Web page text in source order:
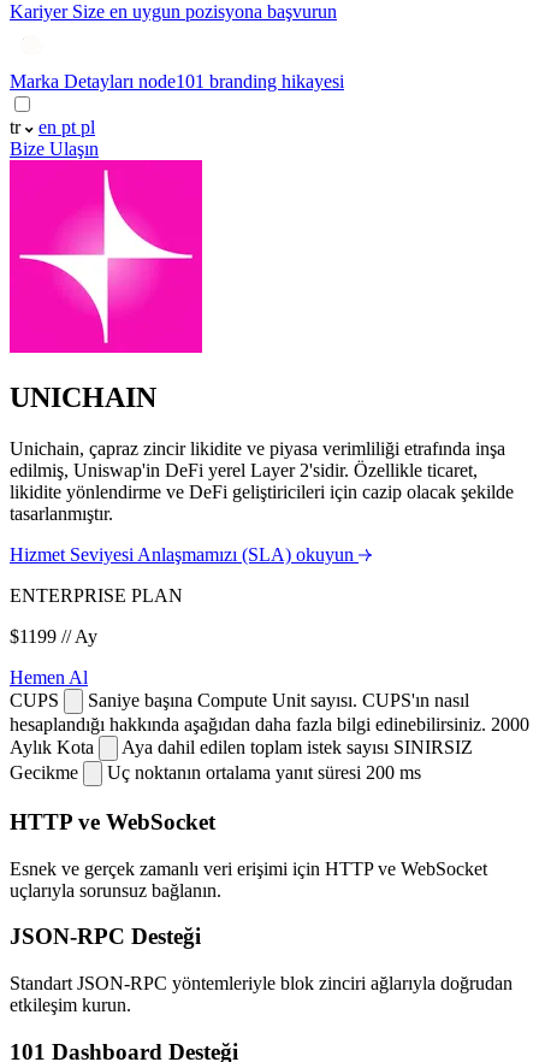
Kariyer Size en uygun pozisyona başvurun
Marka Detayları node101 branding hikayesi
tr en pt pl
Bize Ulaşın
UNICHAIN
Unichain, çapraz zincir likidite ve piyasa verimliliği etrafında inşa
edilmiş, Uniswap'in DeFi yerel Layer 2'sidir. Özellikle ticaret,
likidite yönlendirme ve DeFi geliştiricileri için cazip olacak şekilde
tasarlanmıştır.
Hizmet Seviyesi Anlaşmamızı (SLA) okuyun
ENTERPRISE PLAN
$1199 // Ay
Hemen Al
CUPS
Saniye başına Compute Unit sayısı. CUPS'ın nasıl
hesaplandığı hakkında aşağıdan daha fazla bilgi edinebilirsiniz. 2000
Aylık Kota
Aya dahil edilen toplam istek sayısı SINIRSIZ
Gecikme
Uç noktanın ortalama yanıt süresi 200 ms
HTTP ve WebSocket
Esnek ve gerçek zamanlı veri erişimi için HTTP ve WebSocket
uçlarıyla sorunsuz bağlanın.
JSON-RPC Desteği
Standart JSON-RPC yöntemleriyle blok zinciri ağlarıyla doğrudan
etkileşim kurun.
101 Dashboard Desteği